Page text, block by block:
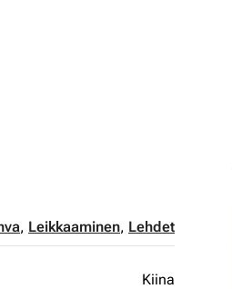
, Leikkaaminen, Lehdet
Kiina